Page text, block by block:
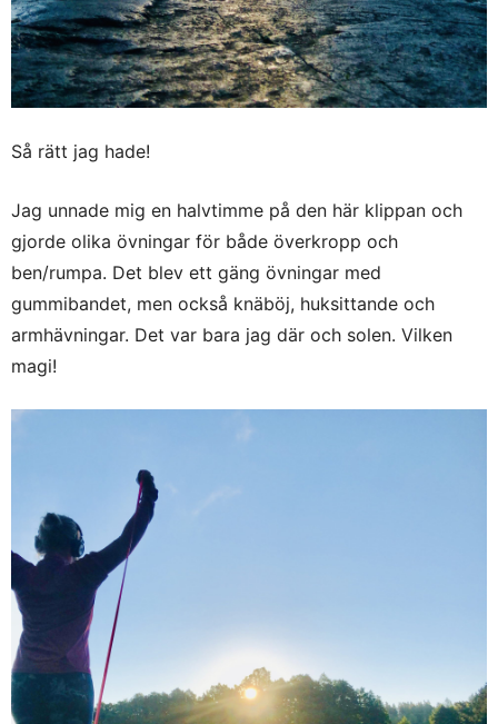
Så rätt jag hade!
Jag unnade mig en halvtimme på den här klippan och
gjorde olika övningar för både överkropp och
ben/rumpa. Det blev ett gäng övningar med
gummibandet, men också knäböj, huksittande och
armhävningar. Det var bara jag där och solen. Vilken
magi!